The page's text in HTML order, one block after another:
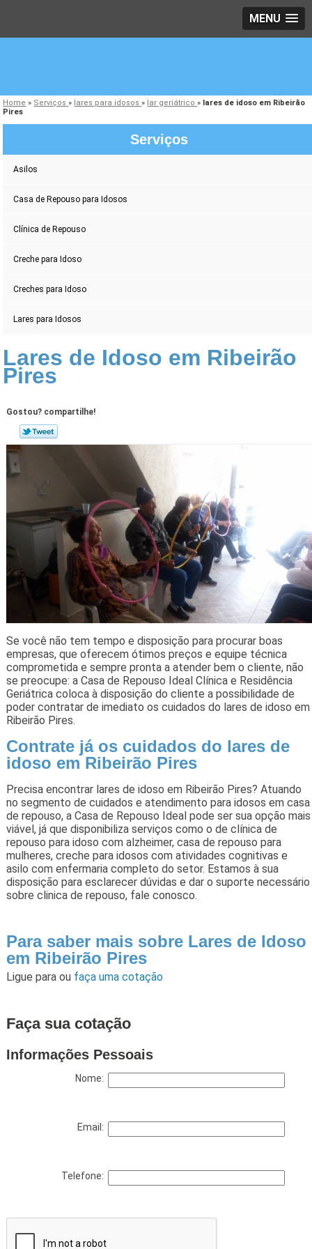
MENU
Home » Serviços» lares para idosos» lar geriátrico» lares de idoso em Ribeirão
Pires
Serviços
Asilos
Casa de Repouso para Idosos
Clínica de Repouso
Creche para Idoso
Creches para Idoso
Lares para Idosos
Lares de Idoso em Ribeirão
Pires
Gostou? compartilhe!
Se você não tem tempo e disposição para procurar boas
empresas, que oferecem ótimos preços e equipe técnica
comprometida e sempre pronta a atender bem o cliente, não
se preocupe: a Casa de Repouso Ideal Clínica e Residência
Geriátrica coloca à disposição do cliente a possibilidade de
poder contratar de imediato os cuidados do lares de idoso em
Ribeirão Pires.
Contrate já os cuidados do lares de
idoso em Ribeirão Pires
Precisa encontrar lares de idoso em Ribeirão Pires? Atuando
no segmento de cuidados e atendimento para idosos em casa
de repouso, a Casa de Repouso Ideal pode ser sua opção mais
viável, já que disponibiliza serviços como o de clínica de
repouso para idoso com alzheimer, casa de repouso para
mulheres, creche para idosos com atividades cognitivas e
asilo com enfermaria completo do setor. Estamos à sua
disposição para esclarecer dúvidas e dar o suporte necessário
sobre clinica de repouso, fale conosco.
Para saber mais sobre Lares de Idoso
em Ribeirão Pires
Ligue para ou faça uma cotação
Faça sua cotação
Informações Pessoais
Nome:
Email:
Telefone: